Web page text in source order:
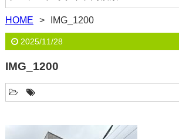
HOME IMG_1200
2025/11/28
IMG_1200